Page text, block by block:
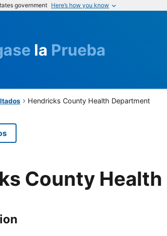
government Here’s how you know
la Prueba
Hendricks County Health Department
County